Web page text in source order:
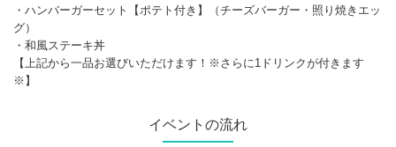
・ハンバーガーセット【ポテト付き】（チーズバーガー・照り焼きエッ
グ）
・和風ステーキ丼
【上記から一品お選びいただけます！※さらに1ドリンクが付きます
※】
イベントの流れ